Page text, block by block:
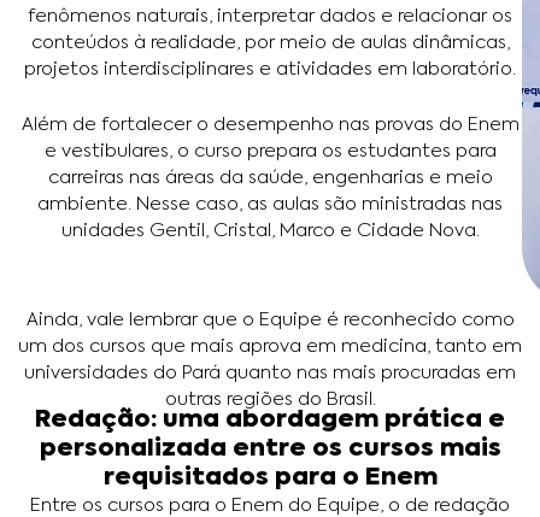
fenômenos naturais, interpretar dados e relacionar os
conteúdos à realidade, por meio de aulas dinâmicas,
projetos interdisciplinares e atividades em laboratório.
Além de fortalecer o desempenho nas provas do Enem
e vestibulares, o curso prepara os estudantes para
carreiras nas áreas da saúde, engenharias e meio
ambiente. Nesse caso, as aulas são ministradas nas
unidades Gentil, Cristal, Marco e Cidade Nova.
Ainda, vale lembrar que o Equipe é reconhecido como
um dos cursos que mais aprova em medicina, tanto em
universidades do Pará quanto nas mais procuradas em
outras regiões do Brasil.
Redação: uma abordagem prática e
personalizada entre os cursos mais
requisitados para o Enem
Entre os cursos para o Enem do Equipe, o de redação